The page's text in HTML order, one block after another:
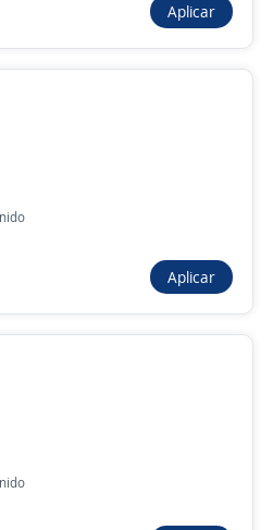
Especiales
de Montajes y
Aseo
Aplicar
Aplicar